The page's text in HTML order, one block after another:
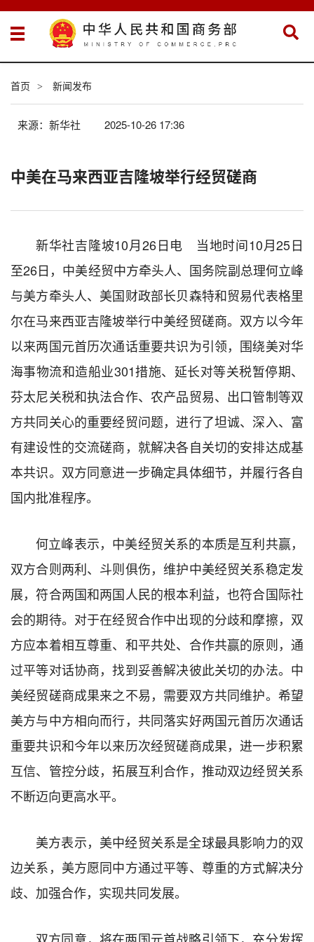
首页 > 新闻发布
来源：新华社 2025-10-26 17:36
中美在马来西亚吉隆坡举行经贸磋商
新华社吉隆坡10月26日电 当地时间10月25日
至26日，中美经贸中方牵头人、国务院副总理何立峰
与美方牵头人、美国财政部长贝森特和贸易代表格里
尔在马来西亚吉隆坡举行中美经贸磋商。双方以今年
以来两国元首历次通话重要共识为引领，围绕美对华
海事物流和造船业301措施、延长对等关税暂停期、
芬太尼关税和执法合作、农产品贸易、出口管制等双
方共同关心的重要经贸问题，进行了坦诚、深入、富
有建设性的交流磋商，就解决各自关切的安排达成基
本共识。双方同意进一步确定具体细节，并履行各自
国内批准程序。
何立峰表示，中美经贸关系的本质是互利共赢，
双方合则两利、斗则俱伤，维护中美经贸关系稳定发
展，符合两国和两国人民的根本利益，也符合国际社
会的期待。对于在经贸合作中出现的分歧和摩擦，双
方应本着相互尊重、和平共处、合作共赢的原则，通
过平等对话协商，找到妥善解决彼此关切的办法。中
美经贸磋商成果来之不易，需要双方共同维护。希望
美方与中方相向而行，共同落实好两国元首历次通话
重要共识和今年以来历次经贸磋商成果，进一步积累
互信、管控分歧，拓展互利合作，推动双边经贸关系
不断迈向更高水平。
美方表示，美中经贸关系是全球最具影响力的双
边关系，美方愿同中方通过平等、尊重的方式解决分
歧、加强合作，实现共同发展。
双方同意，将在两国元首战略引领下，充分发挥